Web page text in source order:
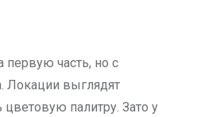
первую часть, но с
Локации выглядят
палитру. Зато у